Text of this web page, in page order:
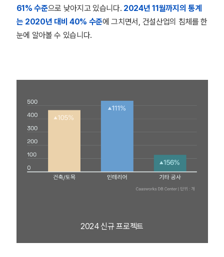
61% 수준으로 낮아지고 있습니다. 2024년 11월까지의 통계
는 2020년 대비 40% 수준에 그치면서, 건설산업의 침체를 한
눈에 알아볼 수 있습니다.
2024 신규 프로젝트